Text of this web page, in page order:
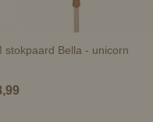
stokpaard Bella - unicorn